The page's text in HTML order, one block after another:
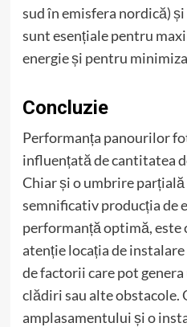
sud în emisfera nordică)
sunt esențiale pentru
energie și pentru
Concluzie
Performanța panourilor
influențată de cantitatea
Chiar și o umbrire
semnificativ producția de
performanță optimă, este
atenție locația de
de factorii care pot
clădiri sau alte obstacole.
amplasamentului și o